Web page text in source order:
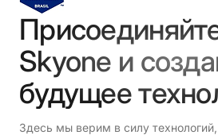
Skyone и
будущее
Здесь мы верим в силу